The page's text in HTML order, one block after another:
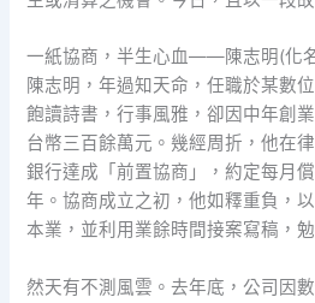
一紙協商，半生心血——陳志明(化
陳志明，年過知天命，任職於某數
飽讀詩書，行事風雅，卻因中年創
台幣三百餘萬元。幾經周折，他在
銀行達成「前置協商」，約定每月
年。協商成立之初，他如釋重負，
本業，並利用業餘時間接案寫稿，
然天有不測風雲。去年底，公司因